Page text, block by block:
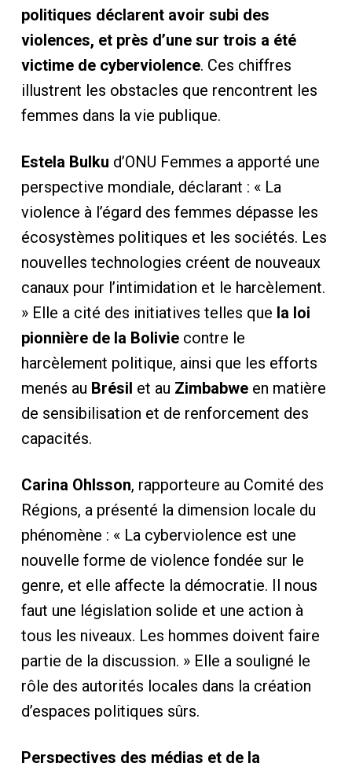
politiques déclarent avoir subi des
violences, et près d’une sur trois a été
victime de cyberviolence. Ces chiffres
illustrent les obstacles que rencontrent les
femmes dans la vie publique.
Estela Bulku d’ONU Femmes a apporté une
perspective mondiale, déclarant : « La
violence à l’égard des femmes dépasse les
écosystèmes politiques et les sociétés. Les
nouvelles technologies créent de nouveaux
canaux pour l’intimidation et le harcèlement.
» Elle a cité des initiatives telles que la loi
pionnière de la Boliviecontre le
harcèlement politique, ainsi que les efforts
menés au Brésil et au Zimbabween matière
de sensibilisation et de renforcement des
capacités.
Carina Ohlsson, rapporteure au Comité des
Régions, a présenté la dimension locale du
phénomène : « La cyberviolence est une
nouvelle forme de violence fondée sur le
genre, et elle affecte la démocratie. Il nous
faut une législation solide et une action à
tous les niveaux. Les hommes doivent faire
partie de la discussion. » Elle a souligné le
rôle des autorités locales dans la création
d’espaces politiques sûrs.
Perspectives des médias et de la